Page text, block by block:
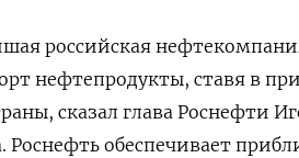
российская
нефтепродукты, ставя в
сказал глава Роснефти
Роснефть обеспечивает